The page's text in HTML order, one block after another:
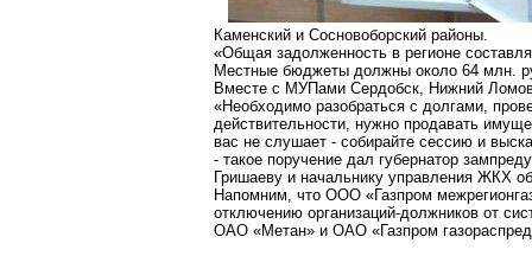
Каменский и Сосновоборский районы.
«Общая задолженность в регионе
Местные бюджеты должны около 64 млн.
Вместе с МУПами Сердобск, Нижний
«Необходимо разобраться с долгами,
действительности, нужно продавать
вас не слушает - собирайте сессию и
- такое поручение дал губернатор
Гришаеву и начальнику управления ЖКХ
Напомним, что ООО «Газпром
отключению организаций-должников от
ОАО «Метан» и ОАО «Газпром